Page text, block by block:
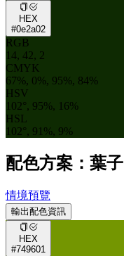
HEX
#0e2a02
RGB
14, 42, 2
CMYK
67%, 0%, 95%, 84%
HSV
102°, 95%, 16%
HSL
102°, 91%, 9%
配色方案：葉子
情境預覽
輸出配色資訊
HEX
#749601